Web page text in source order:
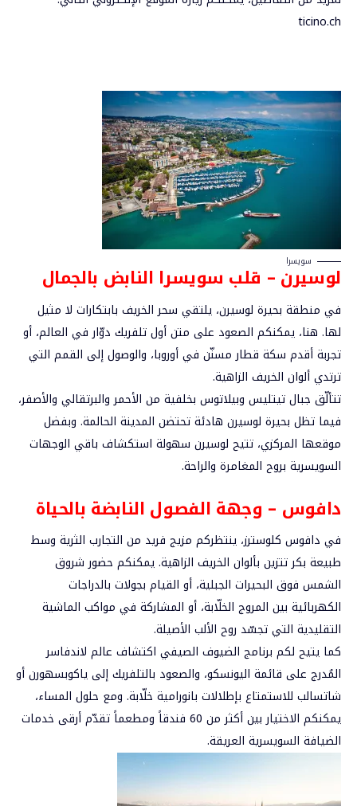
ticino.ch
سويسرا
لوسيرن – قلب سويسرا النابض بالجمال
في منطقة بحيرة لوسيرن، يلتقي سحر الخريف بابتكارات لا مثيل
لها. هنا، يمكنكم الصعود على متن أول تلفريك دوّار في العالم، أو
تجربة أقدم سكة قطار مسنّن في أوروبا، والوصول إلى القمم التي
ترتدي ألوان الخريف الزاهية.
تتألّق جبال تيتليس وبيلاتوس بخلفية من الأحمر والبرتقالي والأصفر،
فيما تظل بحيرة لوسيرن هادئة تحتضن المدينة الحالمة. وبفضل
موقعها المركزي، تتيح لوسيرن سهولة استكشاف باقي الوجهات
السويسرية بروح المغامرة والراحة.
دافوس – وجهة الفصول النابضة بالحياة
في دافوس كلوسترز، ينتظركم مزيج فريد من التجارب الثرية وسط
طبيعة بكر تتزين بألوان الخريف الزاهية. يمكنكم حضور شروق
الشمس فوق البحيرات الجبلية، أو القيام بجولات بالدراجات
الكهربائية بين المروج الخلّابة، أو المشاركة في مواكب الماشية
التقليدية التي تجسّد روح الألب الأصيلة.
كما يتيح لكم برنامج الضيوف الصيفي اكتشاف عالم لاندفاسر
المُدرج على قائمة اليونسكو، والصعود بالتلفريك إلى ياكوبسهورن أو
شاتسالب للاستمتاع بإطلالات بانورامية خلّابة. ومع حلول المساء،
يمكنكم الاختيار بين أكثر من 60 فندقاً ومطعماً تقدّم أرقى خدمات
الضيافة السويسرية العريقة.